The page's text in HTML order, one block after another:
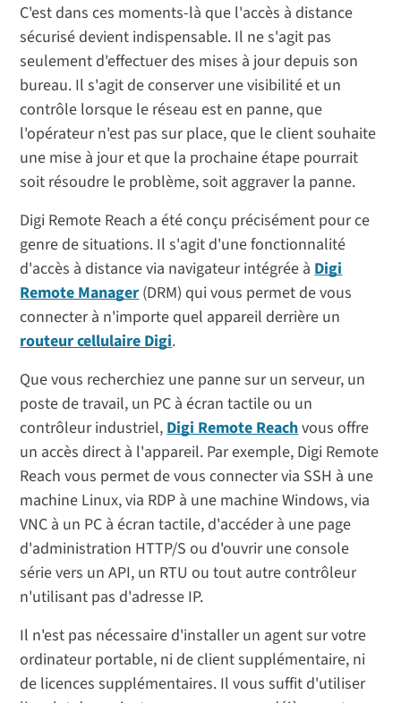
C'est dans ces moments-là que l'accès à distance
sécurisé devient indispensable. Il ne s'agit pas
seulement d'effectuer des mises à jour depuis son
bureau. Il s'agit de conserver une visibilité et un
contrôle lorsque le réseau est en panne, que
l'opérateur n'est pas sur place, que le client souhaite
une mise à jour et que la prochaine étape pourrait
soit résoudre le problème, soit aggraver la panne.
Digi Remote Reach a été conçu précisément pour ce
genre de situations. Il s'agit d'une fonctionnalité
d'accès à distance via navigateur intégrée à Digi
Remote Manager (DRM) qui vous permet de vous
connecter à n'importe quel appareil derrière un
routeur cellulaire Digi.
Que vous recherchiez une panne sur un serveur, un
poste de travail, un PC à écran tactile ou un
contrôleur industriel, Digi Remote Reachvous offre
un accès direct à l'appareil. Par exemple, Digi Remote
Reach vous permet de vous connecter via SSH à une
machine Linux, via RDP à une machine Windows, via
VNC à un PC à écran tactile, d'accéder à une page
d'administration HTTP/S ou d'ouvrir une console
série vers un API, un RTU ou tout autre contrôleur
n'utilisant pas d'adresse IP.
Il n'est pas nécessaire d'installer un agent sur votre
ordinateur portable, ni de client supplémentaire, ni
de licences supplémentaires. Il vous suffit d'utiliser